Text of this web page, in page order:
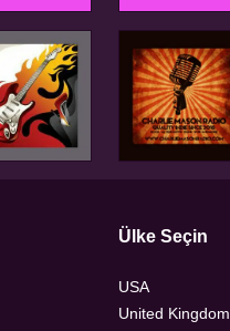
Ülke Seçin
USA
United Kingdom